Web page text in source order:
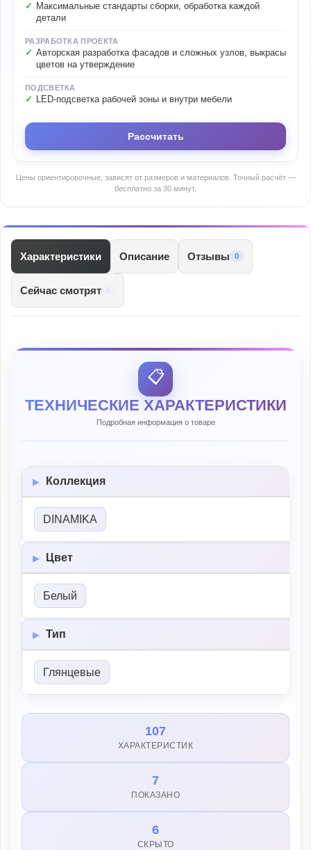
Максимальные стандарты сборки, обработка каждой
детали
РАЗРАБОТКА ПРОЕКТА
Авторская разработка фасадов и сложных узлов, выкрасы
цветов на утверждение
ПОДСВЕТКА
LED-подсветка рабочей зоны и внутри мебели
Рассчитать
Цены ориентировочные, зависят от размеров и материалов. Точный расчёт —
бесплатно за 30 минут.
Характеристики Описание Отзывы 0
Сейчас смотрят
📋
ТЕХНИЧЕСКИЕ ХАРАКТЕРИСТИКИ
Подробная информация о товаре
Коллекция
DINAMIKA
Цвет
Белый
Тип
Глянцевые
107
ХАРАКТЕРИСТИК
7
ПОКАЗАНО
6
СКРЫТО